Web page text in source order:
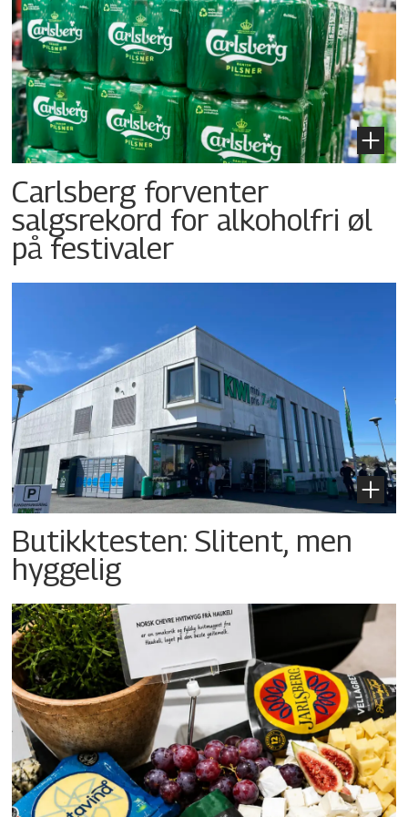
Carlsberg forventer
salgsrekord for alkoholfri øl
på festivaler
Butikktesten: Slitent, men
hyggelig